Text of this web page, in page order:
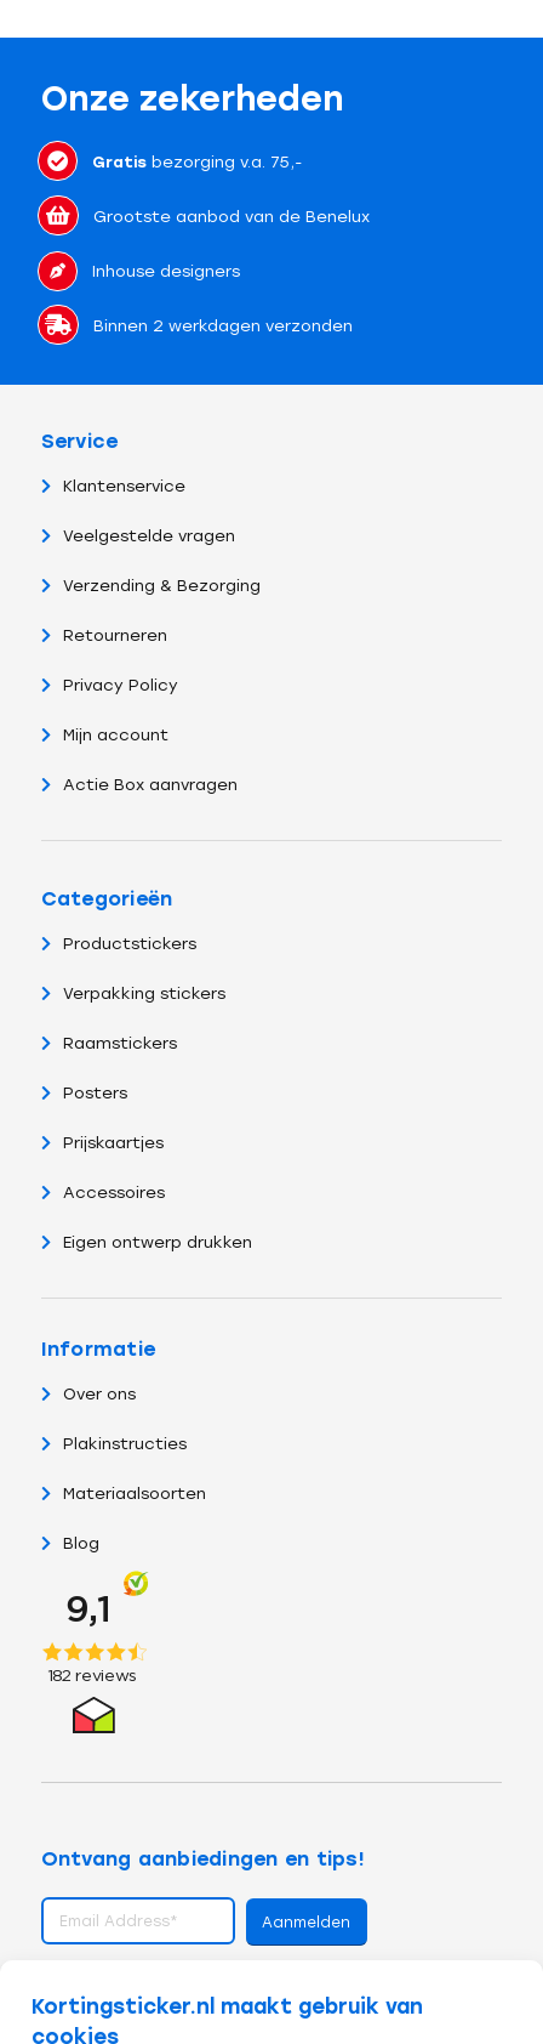
Kortingsticker.nl maakt gebruik van
cookies
Onze zekerheden
Gratisbezorging v.a. 75,-
Grootste aanbod van de Benelux
Inhouse designers
Binnen 2 werkdagen verzonden
Service
Klantenservice
Veelgestelde vragen
Verzending & Bezorging
Retourneren
Privacy Policy
Mijn account
Actie Box aanvragen
Categorieën
Productstickers
Verpakking stickers
Raamstickers
Posters
Prijskaartjes
Accessoires
Eigen ontwerp drukken
Informatie
Over ons
Plakinstructies
Materiaalsoorten
Blog
Ontvang aanbiedingen en tips!